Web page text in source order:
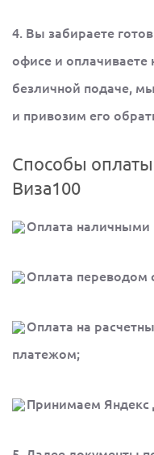
4. Вы забираете
офисе и оплачиваете
безличной подаче,
и привозим его
Способы
Виза100
Оплата наличными
Оплата переводом
Оплата на
платежом;
Принимаем Яндекс